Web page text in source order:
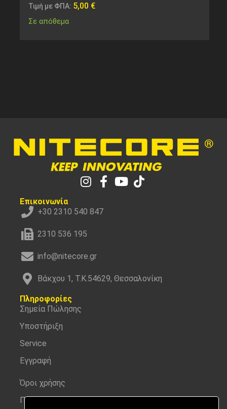
Τιμή με ΦΠΑ: 5,00 €
Σε απόθεμα
Επικοινωνία
+30 2310 540 847
2310 536 195
info@nitecore.gr
Βάκχου 1, Τ.Κ.54629, Θεσσαλονίκη
Πληροφορίες
Σημεία Πώλησης
Υποστήριξη
Service
Εγγραφή
Όροι χρήσης
Προσωπικά δεδομένα